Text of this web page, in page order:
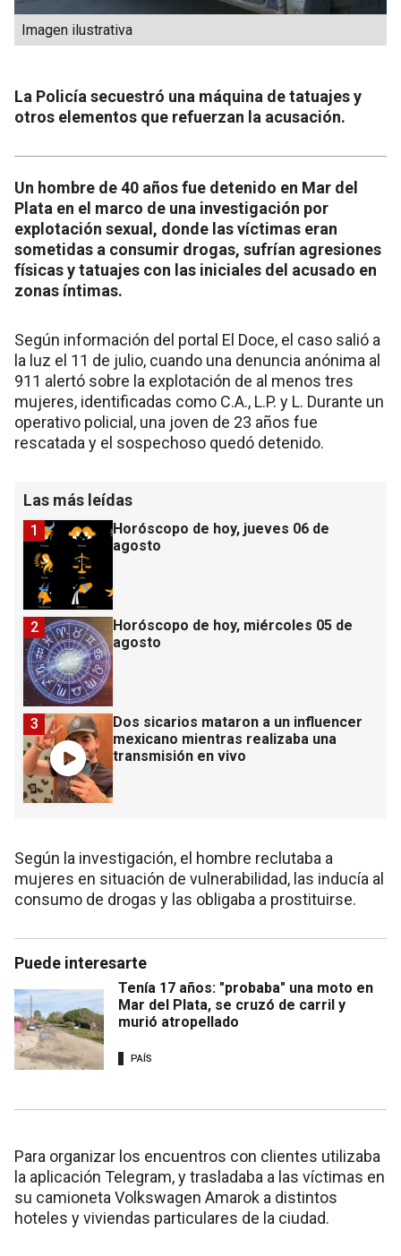
Imagen ilustrativa
La Policía secuestró una máquina de tatuajes y
otros elementos que refuerzan la acusación.
Un hombre de 40 años fue detenido en Mar del
Plata en el marco de una investigación por
explotación sexual, donde las víctimas eran
sometidas a consumir drogas, sufrían agresiones
físicas y tatuajes con las iniciales del acusado en
zonas íntimas.
Según información del portal El Doce, el caso salió a
la luz el 11 de julio, cuando una denuncia anónima al
911 alertó sobre la explotación de al menos tres
mujeres, identificadas como C.A., L.P. y L. Durante un
operativo policial, una joven de 23 años fue
rescatada y el sospechoso quedó detenido.
Las más leídas
Horóscopo de hoy, jueves 06 de
agosto
1
Horóscopo de hoy, miércoles 05 de
agosto
2
Dos sicarios mataron a un influencer
mexicano mientras realizaba una
transmisión en vivo
3
Según la investigación, el hombre reclutaba a
mujeres en situación de vulnerabilidad, las inducía al
consumo de drogas y las obligaba a prostituirse.
Puede interesarte
Tenía 17 años: "probaba" una moto en
Mar del Plata, se cruzó de carril y
murió atropellado
PAÍS
Para organizar los encuentros con clientes utilizaba
la aplicación Telegram, y trasladaba a las víctimas en
su camioneta Volkswagen Amarok a distintos
hoteles y viviendas particulares de la ciudad.